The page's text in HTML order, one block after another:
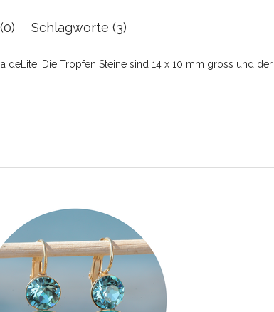
Schlagworte (3)
deLite. Die Tropfen Steine sind 14 x 10 mm gross und